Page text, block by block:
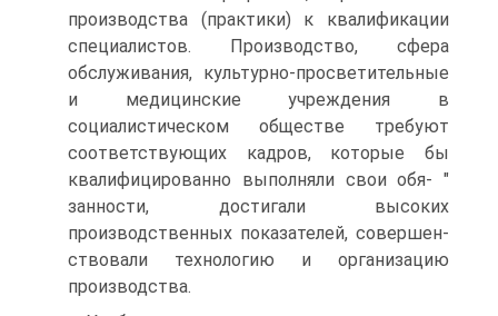
производства (практики) к квалификации
специалистов. Производство, сфера
обслуживания, культурно-просветительные
и медицинские учреждения в
социалистическом обществе требуют
соответствующих кадров, которые бы
квалифицированно выполняли свои обя- "
занности, достигали высоких
производственных показателей, совершен-
ствовали технологию и организацию
производства.